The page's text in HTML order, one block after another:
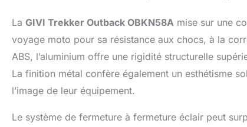
La GIVI Trekker Outback OBKN58A mise sur une
voyage moto pour sa résistance aux chocs, à la
ABS, l’aluminium offre une rigidité structurelle
La finition métal confère également un esthétisme
l’image de leur équipement.
Le système de fermeture à fermeture éclair peut